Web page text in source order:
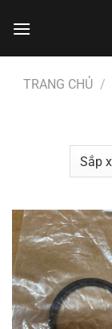
đến
TRANG CHỦ /